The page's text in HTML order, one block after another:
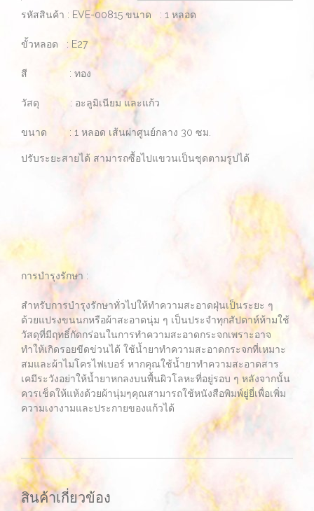
รหัสสินค้า : EVE-00815 ขนาด : 1 หลอด
ขั้วหลอด : E27
สี : ทอง
วัสดุ : อะลูมิเนียม และแก้ว
ขนาด : 1 หลอด เส้นผ่าศูนย์กลาง 30 ซม.
ปรับระยะสายได้ สามารถซื้อไปแขวนเป็นชุดตามรูปได้
การบำรุงรักษา :
สำหรับการบำรุงรักษาทั่วไปให้ทำความสะอาดฝุ่นเป็นระยะ ๆ
ด้วยแปรงขนนกหรือผ้าสะอาดนุ่ม ๆ เป็นประจำทุกสัปดาห์ห้ามใช้
วัสดุที่มีฤทธิ์กัดกร่อนในการทำความสะอาดกระจกเพราะอาจ
ทำให้เกิดรอยขีดข่วนได้ ใช้น้ำยาทำความสะอาดกระจกที่เหมาะ
สมและผ้าไมโครไฟเบอร์ หากคุณใช้น้ำยาทำความสะอาดสาร
เคมีระวังอย่าให้น้ำยาหกลงบนพื้นผิวโลหะที่อยู่รอบ ๆ หลังจากนั้น
ควรเช็ดให้แห้งด้วยผ้านุ่มๆคุณสามารถใช้หนังสือพิมพ์ยู่ยี่เพื่อเพิ่ม
ความเงางามและประกายของแก้วได้
สินค้าเกี่ยวข้อง